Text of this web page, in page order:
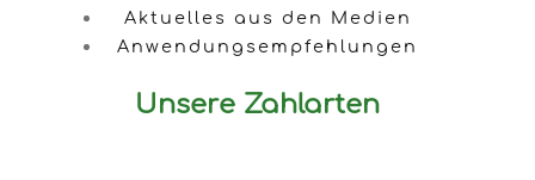
Aktuelles aus den Medien
Anwendungsempfehlungen
Unsere Zahlarten